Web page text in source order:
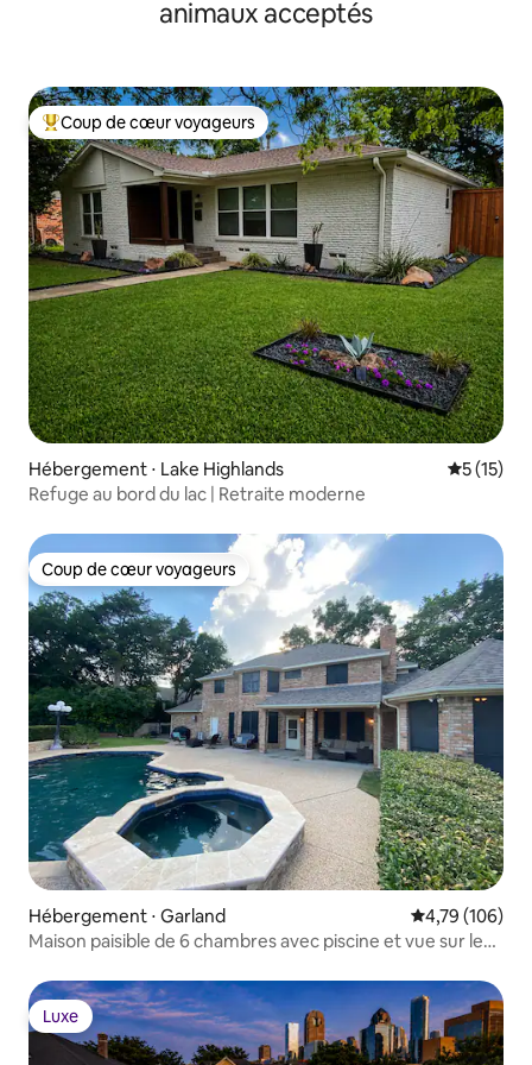
animaux acceptés
Coups de cœur voyageurs les plus appréciés
Coup de cœur voyageurs
Hébergement ⋅ Lake Highlands
5 (15)
Refuge au bord du lac | Retraite moderne
Coup de cœur voyageurs
Coup de cœur voyageurs
Hébergement ⋅ Garland Évaluation
4,79 (106)
Maison paisible de 6 chambres avec piscine et vue sur le
Luxe
Luxe